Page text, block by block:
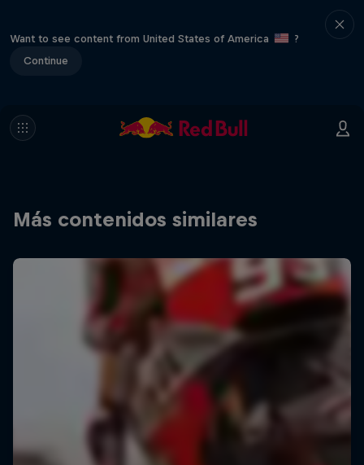
Want to see content from United States of America
?
Continue
Más contenidos similares